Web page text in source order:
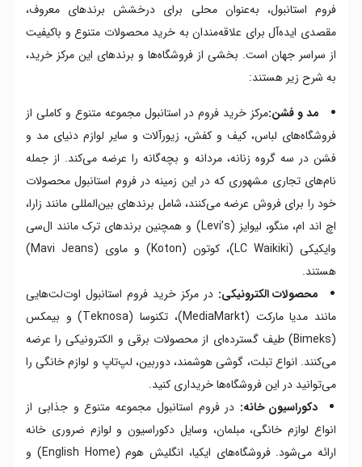
فروم استانبول، به‌عنوان محلی برای درخشش برندهای معروف،
مقصدی ایده‌آل برای علاقه‌مندان به خرید محصولات متنوع و باکیفیت
از سراسر جهان است. بخشی از فروشگاه‌ها و برندهای این مرکز خرید،
به شرح زیر هستند:
مد و فشن:مرکز خرید فروم در استانبول مجموعه متنوع و کاملی از
فروشگاه‌های لباس، کیف و کفش، زیورآلات و سایر لوازم دنیای مد و
فشن در سه گروه زنانه، مردانه و بچه‌گانه را عرضه می‌کند. از جمله
نام‌های تجاری مشهوری که در این زمینه در فروم استانبول محصولات
خود را برای فروش عرضه می‌کنند، شامل برندهای بین‌المللی مانند زارا،
اچ ‌اند ام، منگو، لیوایز (Levi’s) و همچنین برندهای ترک مانند ال‌سی‌
وایکیکی (LC Waikiki)، کوتون (Koton) و ماوی (Mavi Jeans)
هستند.
محصولات الکترونیکی: در مرکز خرید فروم استانبول اوت‌لت‌هایی
مانند مدیا مارکت (MediaMarkt)، تکنوسا (Teknosa) و بیمکس
(Bimeks) طیف گسترده‌ای از محصولات برقی و الکترونیکی را عرضه
می‌کنند. انواع تبلت، گوشی هوشمند، دوربین، لپ‌تاپ و لوازم خانگی را
می‌توانید در این فروشگاه‌ها خریداری کنید.
دکوراسیون خانه: در فروم استانبول مجموعه متنوع و جذابی از
انواع لوازم خانگی، مبلمان، وسایل دکوراسیون و لوازم ضروری خانه
ارائه می‌شود. فروشگاه‌های ایکیا، انگلیش هوم (English Home) و